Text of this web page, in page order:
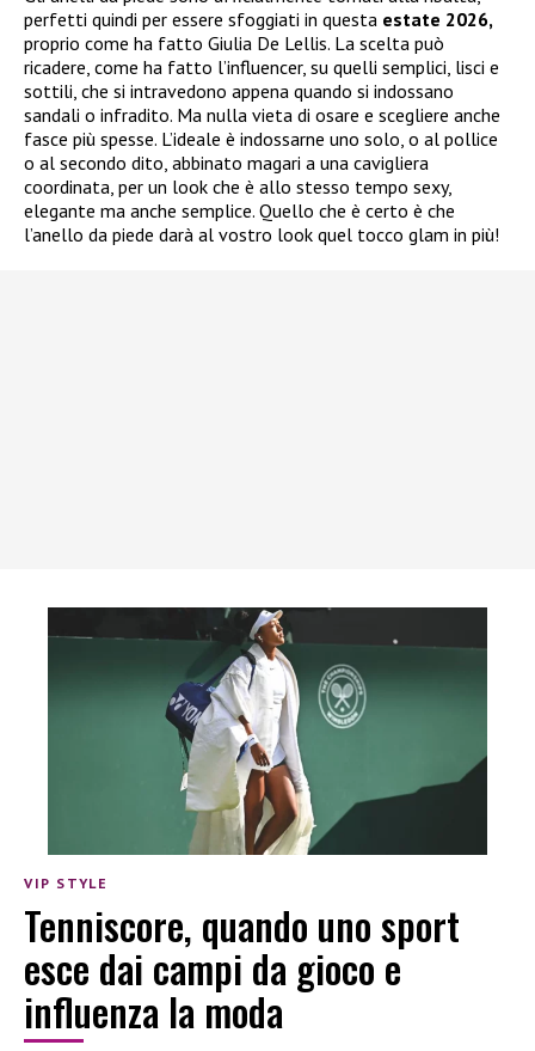
perfetti quindi per essere sfoggiati in questa estate 2026,
proprio come ha fatto Giulia De Lellis. La scelta può
ricadere, come ha fatto l’influencer, su quelli semplici, lisci e
sottili, che si intravedono appena quando si indossano
sandali o infradito. Ma nulla vieta di osare e scegliere anche
fasce più spesse. L’ideale è indossarne uno solo, o al pollice
o al secondo dito, abbinato magari a una cavigliera
coordinata, per un look che è allo stesso tempo sexy,
elegante ma anche semplice. Quello che è certo è che
l’anello da piede darà al vostro look quel tocco glam in più!
VIP STYLE
Tenniscore, quando uno sport
esce dai campi da gioco e
influenza la moda